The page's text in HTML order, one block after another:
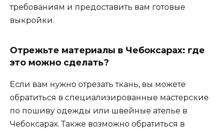
требованиям и предоставить вам готовые
выкройки.
Отрежьте материалы в Чебоксарах: где
это можно сделать?
Если вам нужно отрезать ткань, вы можете
обратиться в специализированные мастерские
по пошиву одежды или швейные ателье в
Чебоксарах. Также возможно обратиться в